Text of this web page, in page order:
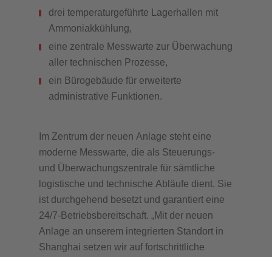
drei temperaturgeführte Lagerhallen mit
Ammoniakkühlung,
eine zentrale Messwarte zur Überwachung
aller technischen Prozesse,
ein Bürogebäude für erweiterte
administrative Funktionen.
Im Zentrum der neuen Anlage steht eine
moderne Messwarte, die als Steuerungs-
und Überwachungszentrale für sämtliche
logistische und technische Abläufe dient. Sie
ist durchgehend besetzt und garantiert eine
24/7-Betriebsbereitschaft. „Mit der neuen
Anlage an unserem integrierten Standort in
Shanghai setzen wir auf fortschrittliche